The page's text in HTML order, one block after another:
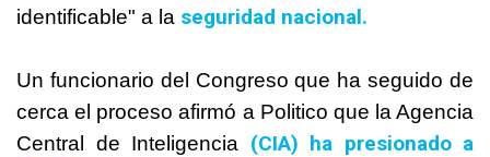
identificable" a la seguridad nacional.
Un funcionario del Congreso que ha seguido de
cerca el proceso afirmó a Politico que la Agencia
Central de Inteligencia (CIA) ha presionado a